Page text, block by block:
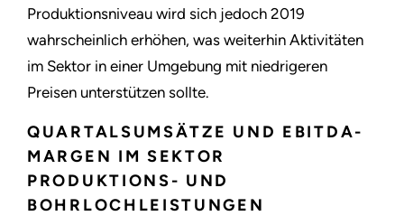
Produktionsniveau wird sich jedoch 2019
wahrscheinlich erhöhen, was weiterhin Aktivitäten
im Sektor in einer Umgebung mit niedrigeren
Preisen unterstützen sollte.
QUARTALSUMSÄTZE UND EBITDA-
MARGEN IM SEKTOR
PRODUKTIONS- UND
BOHRLOCHLEISTUNGEN